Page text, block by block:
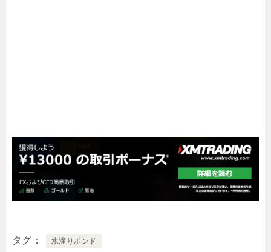
タグ 水溜りボンド